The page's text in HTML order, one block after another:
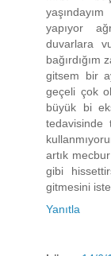
yapıyor
duvarlara
bağırdığım
gitsem bir
geçeli çok
büyük bi
tedavisinde
artık
gibi
gitmesini
Yanıtla